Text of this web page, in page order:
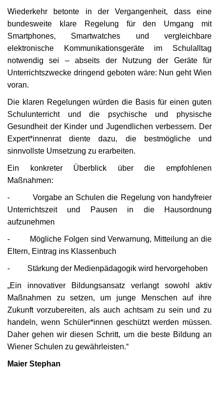
Wiederkehr betonte in der Vergangenheit, dass eine
bundesweite klare Regelung für den Umgang mit
Smartphones, Smartwatches und vergleichbare
elektronische Kommunikationsgeräte im Schulalltag
notwendig sei – abseits der Nutzung der Geräte für
Unterrichtszwecke dringend geboten wäre: Nun geht Wien
voran.
Die klaren Regelungen würden die Basis für einen guten
Schulunterricht und die psychische und physische
Gesundheit der Kinder und Jugendlichen verbessern. Der
Expert*innenrat diente dazu, die bestmögliche und
sinnvollste Umsetzung zu erarbeiten.
Ein konkreter Überblick über die empfohlenen
Maßnahmen:
- Vorgabe an Schulen die Regelung von handyfreier
Unterrichtszeit und Pausen in die Hausordnung
aufzunehmen
- Mögliche Folgen sind Verwarnung, Mitteilung an die
Eltern, Eintrag ins Klassenbuch
- Stärkung der Medienpädagogik wird hervorgehoben
„Ein innovativer Bildungsansatz verlangt sowohl aktiv
Maßnahmen zu setzen, um junge Menschen auf ihre
Zukunft vorzubereiten, als auch achtsam zu sein und zu
handeln, wenn Schüler*innen geschützt werden müssen.
Daher gehen wir diesen Schritt, um die beste Bildung an
Wiener Schulen zu gewährleisten.“
Maier Stephan